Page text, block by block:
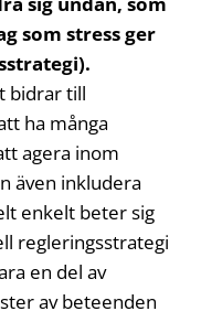
som stress ger
bidrar till
ha många
agera inom
även inkludera
enkelt beter sig
regleringsstrategi
en del av
av beteenden